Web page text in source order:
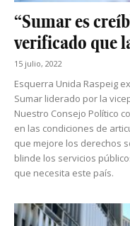
“Sumar es
verificado que
15 julio, 2022
Esquerra Unida Raspeig
Sumar liderado por la
Nuestro Consejo Político
en las condiciones de
que mejore los derechos
blinde los servicios
que necesita este país.